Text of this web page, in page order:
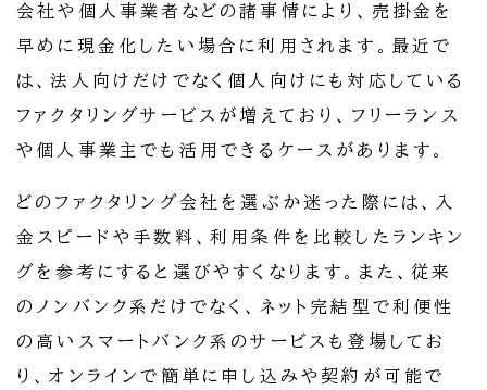
会社や個人事業者などの諸事情により、売掛金を
早めに現金化したい場合に利用されます。最近で
は、法人向けだけでなく個人向けにも対応している
ファクタリングサービスが増えており、フリーランス
や個人事業主でも活用できるケースがあります。
どのファクタリング会社を選ぶか迷った際には、入
金スピードや手数料、利用条件を比較したランキン
グを参考にすると選びやすくなります。また、従来
のノンバンク系だけでなく、ネット完結型で利便性
の高いスマートバンク系のサービスも登場してお
り、オンラインで簡単に申し込みや契約が可能で